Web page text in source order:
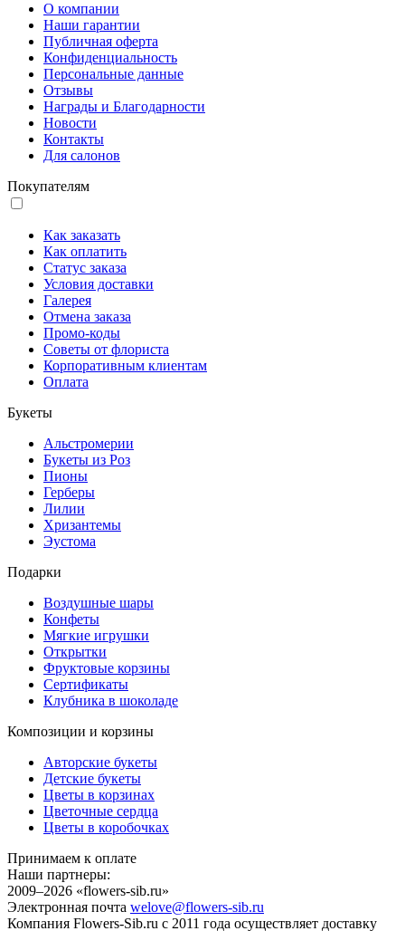
О компании
Наши гарантии
Публичная оферта
Конфиденциальность
Персональные данные
Отзывы
Награды и Благодарности
Новости
Контакты
Для салонов
Покупателям
Как заказать
Как оплатить
Статус заказа
Условия доставки
Галерея
Отмена заказа
Промо-коды
Советы от флориста
Корпоративным клиентам
Оплата
Букеты
Альстромерии
Букеты из Роз
Пионы
Герберы
Лилии
Хризантемы
Эустома
Подарки
Воздушные шары
Конфеты
Мягкие игрушки
Открытки
Фруктовые корзины
Сертификаты
Клубника в шоколаде
Композиции и корзины
Авторские букеты
Детские букеты
Цветы в корзинах
Цветочные сердца
Цветы в коробочках
Принимаем к оплате
Наши партнеры:
2009–2026 «flowers-sib.ru»
Электронная почта welove@flowers-sib.ru
Компания Flowers-Sib.ru с 2011 года осуществляет доставку